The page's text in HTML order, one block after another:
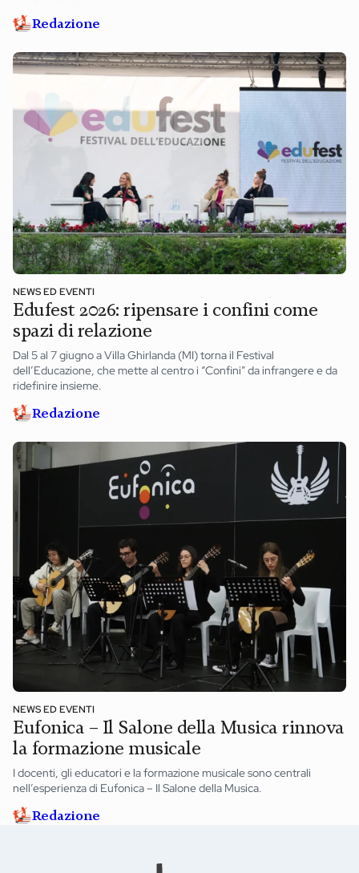
Redazione
NEWS ED EVENTI
Edufest 2026: ripensare i confini come
spazi di relazione
Dal 5 al 7 giugno a Villa Ghirlanda (MI) torna il Festival
dell’Educazione, che mette al centro i “Confini” da infrangere e da
ridefinire insieme.
Redazione
NEWS ED EVENTI
Eufonica – Il Salone della Musica rinnova
la formazione musicale
I docenti, gli educatori e la formazione musicale sono centrali
nell’esperienza di Eufonica – Il Salone della Musica.
Redazione